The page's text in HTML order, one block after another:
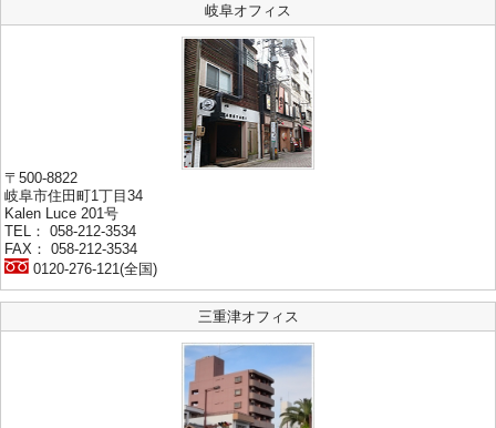
岐阜オフィス
〒500-8822
岐阜市住田町1丁目34
Kalen Luce 201号
TEL： 058-212-3534
FAX： 058-212-3534
0120-276-121(全国)
三重津オフィス